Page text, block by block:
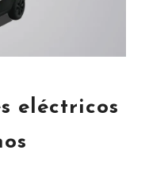
eléctricos